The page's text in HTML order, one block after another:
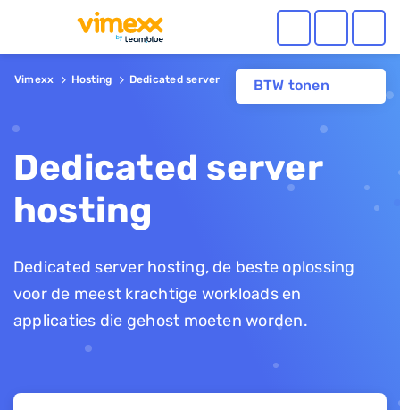
BTW tonen
Vimexx Hosting Dedicated server
Dedicated server
hosting
Dedicated server hosting, de beste oplossing
voor de meest krachtige workloads en
applicaties die gehost moeten worden.